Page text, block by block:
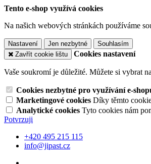
Tento e-shop využívá cookies
Na našich webových stránkách používáme
Nastavení Jen nezbytné
Souhlasím
Zavřít cookie lištu
Cookies nastavení
Vaše soukromí je důležité. Můžete si vybrat
Cookies nezbytné pro využívání e-
Marketingové cookies Díky těmto
Analytické cookies Tyto cookies nám
Potvrzuji
+420 495 215 115
info@jipast.cz